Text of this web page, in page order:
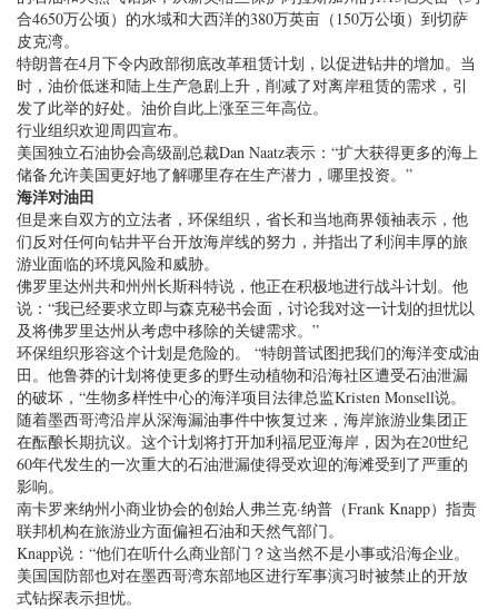
合4650万公顷）的水域和大西洋的380万英亩（150万公顷）到切萨
皮克湾。
特朗普在4月下令内政部彻底改革租赁计划，以促进钻井的增加。当
时，油价低迷和陆上生产急剧上升，削减了对离岸租赁的需求，引
发了此举的好处。油价自此上涨至三年高位。
行业组织欢迎周四宣布。
美国独立石油协会高级副总裁Dan Naatz表示：“扩大获得更多的海上
储备允许美国更好地了解哪里存在生产潜力，哪里投资。”
海洋对油田
但是来自双方的立法者，环保组织，省长和当地商界领袖表示，他
们反对任何向钻井平台开放海岸线的努力，并指出了利润丰厚的旅
游业面临的环境风险和威胁。
佛罗里达州共和州州长斯科特说，他正在积极地进行战斗计划。他
说：“我已经要求立即与森克秘书会面，讨论我对这一计划的担忧以
及将佛罗里达州从考虑中移除的关键需求。”
环保组织形容这个计划是危险的。 “特朗普试图把我们的海洋变成油
田。他鲁莽的计划将使更多的野生动植物和沿海社区遭受石油泄漏
的破坏，“生物多样性中心的海洋项目法律总监Kristen Monsell说。
随着墨西哥湾沿岸从深海漏油事件中恢复过来，海岸旅游业集团正
在酝酿长期抗议。这个计划将打开加利福尼亚海岸，因为在20世纪
60年代发生的一次重大的石油泄漏使得受欢迎的海滩受到了严重的
影响。
南卡罗来纳州小商业协会的创始人弗兰克·纳普（Frank Knapp）指责
联邦机构在旅游业方面偏袒石油和天然气部门。
Knapp说：“他们在听什么商业部门？这当然不是小事或沿海企业。
美国国防部也对在墨西哥湾东部地区进行军事演习时被禁止的开放
式钻探表示担忧。